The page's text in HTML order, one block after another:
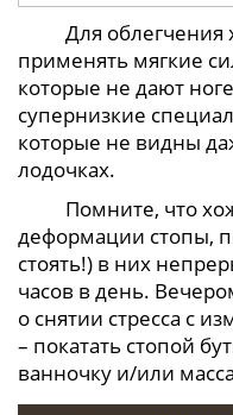
Для облегчения
применять мягкие
которые не дают
супернизкие
которые не видны
лодочках.
Помните, что
деформации стопы,
стоять!) в них
часов в день.
о снятии стресса с
– покатать стопой
ванночку и/или